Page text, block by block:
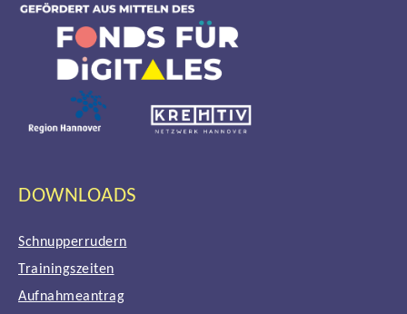
DOWNLOADS
Schnupperrudern
Trainingszeiten
Aufnahmeantrag